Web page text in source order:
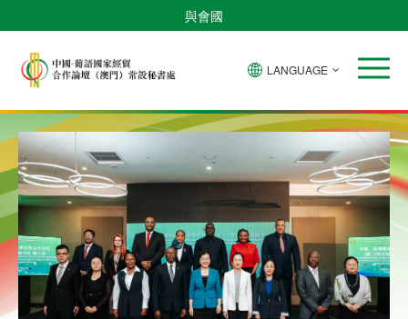
與會國
LANGUAGE